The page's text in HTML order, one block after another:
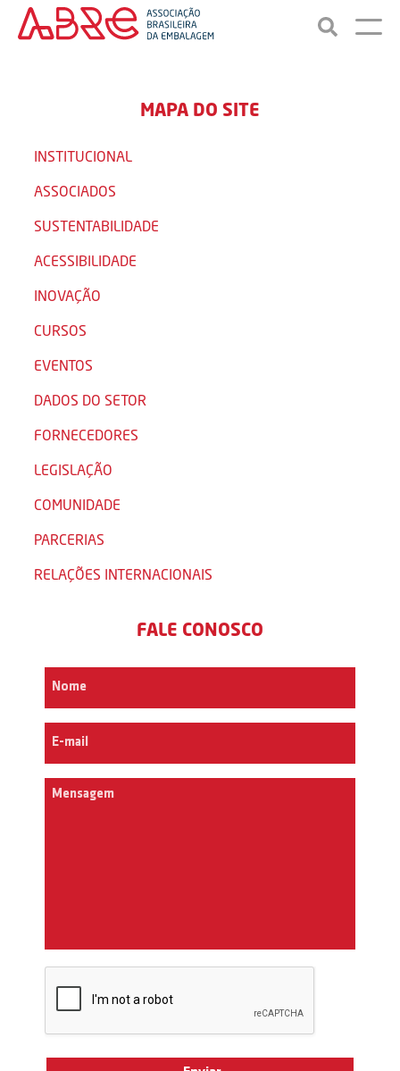
MAPA DO SITE
INSTITUCIONAL
ASSOCIADOS
SUSTENTABILIDADE
ACESSIBILIDADE
INOVAÇÃO
CURSOS
EVENTOS
DADOS DO SETOR
FORNECEDORES
LEGISLAÇÃO
COMUNIDADE
PARCERIAS
RELAÇÕES INTERNACIONAIS
FALE CONOSCO